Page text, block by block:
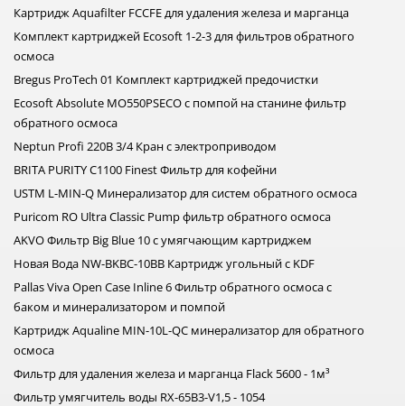
Картридж Aquafilter FCCFE для удаления железа и марганца
Комплект картриджей Ecosoft 1-2-3 для фильтров обратного
осмоса
Bregus ProTech 01 Комплект картриджей предочистки
Ecosoft Absolute MO550PSECO с помпой на станине фильтр
обратного осмоса
Neptun Profi 220В 3/4 Кран c электроприводом
BRITA PURITY C1100 Finest Фильтр для кофейни
USTM L-MIN-Q Минерализатор для систем обратного осмоса
Puricom RO Ultra Classic Pump фильтр обратного осмоса
AKVO Фильтр Big Blue 10 с умягчающим картриджем
Новая Вода NW-BKBC-10BB Картридж угольный с KDF
Pallas Viva Open Case Inline 6 Фильтр обратного осмоса с
баком и минерализатором и помпой
Картридж Aqualine МIN-10L-QC минерализатор для обратного
осмоса
Фильтр для удаления железа и марганца Flack 5600 - 1м³
Фильтр умягчитель воды RX-65B3-V1,5 - 1054